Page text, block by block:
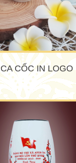
CA CỐC IN LOGO